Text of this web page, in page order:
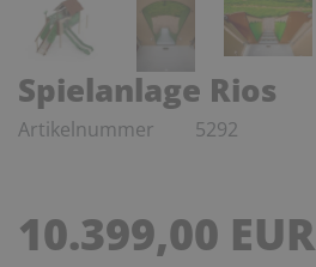
Spielanlage Rios
Artikelnummer 5292
10.399,00 EUR